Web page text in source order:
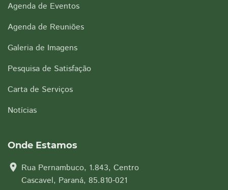
Agenda de Eventos
Agenda de Reuniões
Galeria de Imagens
Pesquisa de Satisfação
Carta de Serviços
Notícias
Onde Estamos
location_on Rua Pernambuco, 1.843, Centro
Cascavel, Paraná, 85.810-021